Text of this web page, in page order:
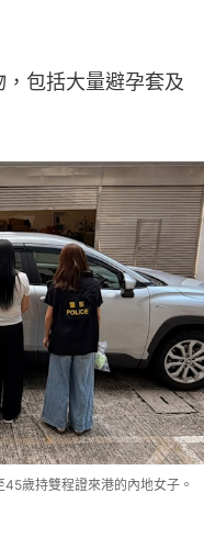
包括大量避孕套及
歲持雙程證來港的內地女子。